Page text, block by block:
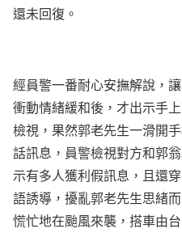
還未回復。
經員警一番耐心安撫解說，
衝動情緒緩和後，才出示手
檢視，果然郭老先生一滑開
話訊息，員警檢視對方和郭
示有多人獲利假訊息，且還
語誘導，擾亂郭老先生思緒
慌忙地在颱風來襲，搭車由